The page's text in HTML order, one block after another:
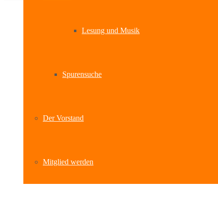
Lesung und Musik
Spurensuche
Der Vorstand
Mitglied werden